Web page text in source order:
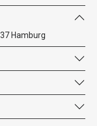
Hamburg